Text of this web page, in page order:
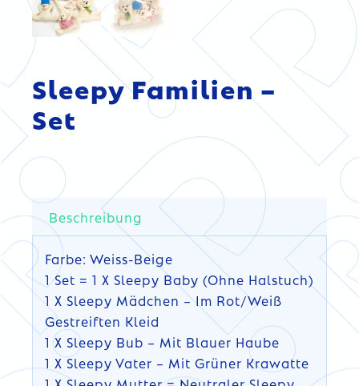
Sleepy Familien –
Set
Beschreibung
Farbe: Weiss-Beige
1 Set = 1 X Sleepy Baby (ohne Halstuch)
1 X Sleepy Mädchen – Im Rot/weiß
Gestreiften Kleid
1 X Sleepy Bub – Mit Blauer Haube
1 X Sleepy Vater – Mit Grüner Krawatte